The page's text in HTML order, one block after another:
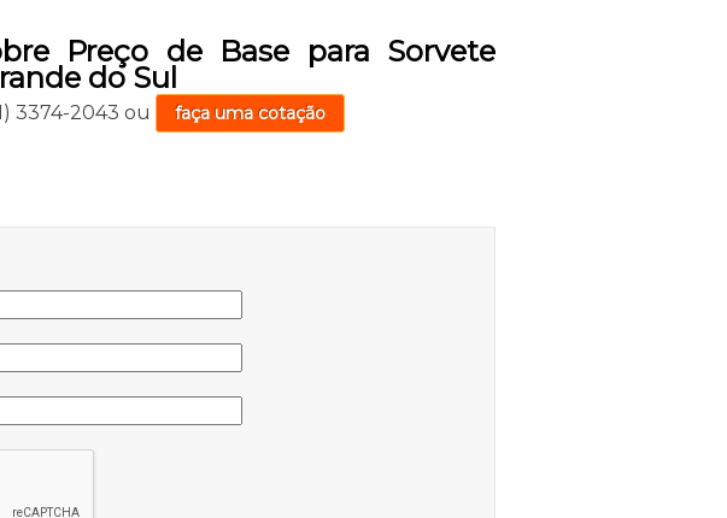
Preço de Base para Sorvete
do Sul
3374-2043 ou faça uma cotação